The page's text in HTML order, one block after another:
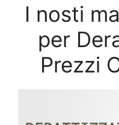
I nosti
per
Prezzi